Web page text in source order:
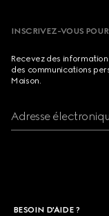
INSCRIVEZ-VOUS
Recevez des
des communications
Maison.
Adresse
BESOIN D'AIDE ?